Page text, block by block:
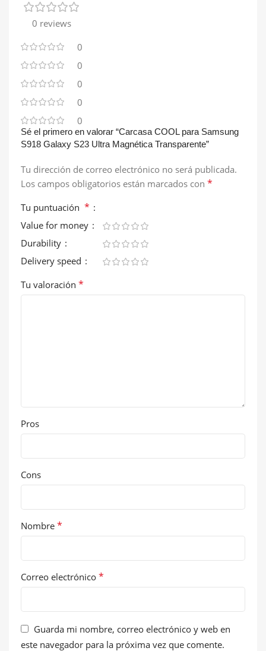
0 reviews
0
0
0
0
0
Sé el primero en valorar “Carcasa COOL para Samsung
S918 Galaxy S23 Ultra Magnética Transparente”
Tu dirección de correo electrónico no será publicada.
Los campos obligatorios están marcados con *
Tu puntuación *
Value for money
Durability
Delivery speed
Tu valoración *
Pros
Cons
Nombre *
Correo electrónico *
Guarda mi nombre, correo electrónico y web en
este navegador para la próxima vez que comente.